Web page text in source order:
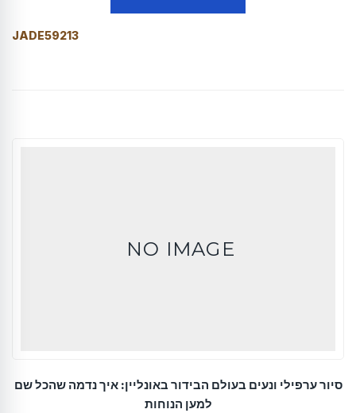
JADE59213
NO IMAGE
סיור ערפילי ונעים בעולם הבידור באונליין: איך נדמה שהכל שם
למען הנוחות